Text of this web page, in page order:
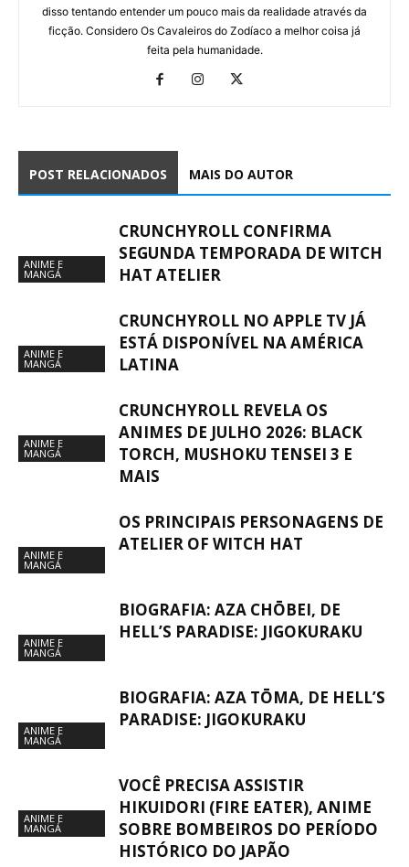
disso tentando entender um pouco mais da realidade através da
ficção. Considero Os Cavaleiros do Zodíaco a melhor coisa já
feita pela humanidade.
POST RELACIONADOS MAIS DO AUTOR
ANIME E
MANGÁ
CRUNCHYROLL CONFIRMA
SEGUNDA TEMPORADA DE WITCH
HAT ATELIER
ANIME E
MANGÁ
CRUNCHYROLL NO APPLE TV JÁ
ESTÁ DISPONÍVEL NA AMÉRICA
LATINA
ANIME E
MANGÁ
CRUNCHYROLL REVELA OS
ANIMES DE JULHO 2026: BLACK
TORCH, MUSHOKU TENSEI 3 E
MAIS
ANIME E
MANGÁ
OS PRINCIPAIS PERSONAGENS DE
ATELIER OF WITCH HAT
ANIME E
MANGÁ
BIOGRAFIA: AZA CHŌBEI, DE
HELL’S PARADISE: JIGOKURAKU
ANIME E
MANGÁ
BIOGRAFIA: AZA TŌMA, DE HELL’S
PARADISE: JIGOKURAKU
ANIME E
MANGÁ
VOCÊ PRECISA ASSISTIR
HIKUIDORI (FIRE EATER), ANIME
SOBRE BOMBEIROS DO PERÍODO
HISTÓRICO DO JAPÃO